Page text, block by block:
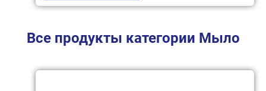
Все продукты категории Мыло